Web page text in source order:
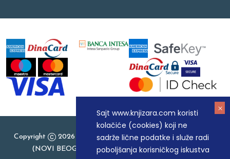
Sajt www.knjizara.com koristi
kolačiće (cookies) koji ne
sadrže lične podatke i služe radi
poboljšanja korisničkog iskustva
Copyright
2026 Knjizara.com - MAKART DOO BEOGRAD
(NOVI BEOGRAD), PIB: 105184104, MB: 20337524